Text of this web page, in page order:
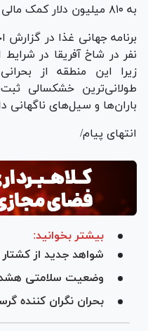
به ۸۱۰ میلیون دلار کمک مالی نیاز دارد.
برنامه جهانی غذا در
نفر در شاخ آفریقا در
زیرا این منطقه از
طولانی‌ترین خشکسالی
باران‌ها و سیل‌های ناگهانی
انتهای پیام/
بیشتر بخوانید:
شواهد جدید از کشتار جمعی ۳۰۰
وضعیت سلامتی
بحران نگران کننده